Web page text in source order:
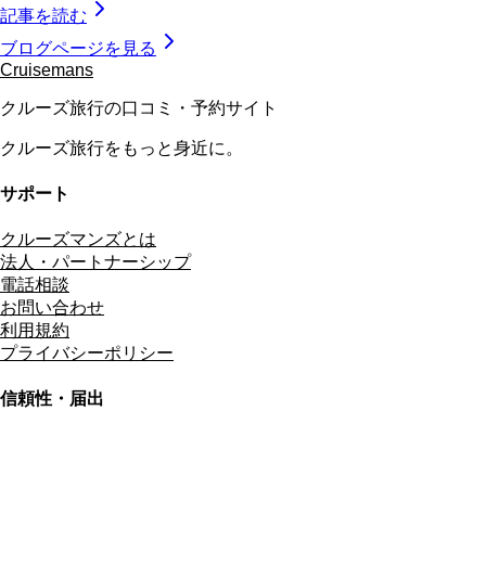
記事を読む
ブログページを見る
Cruisemans
クルーズ旅行の口コミ・予約サイト
クルーズ旅行をもっと身近に。
サポート
クルーズマンズとは
法人・パートナーシップ
電話相談
お問い合わせ
利用規約
プライバシーポリシー
信頼性・届出